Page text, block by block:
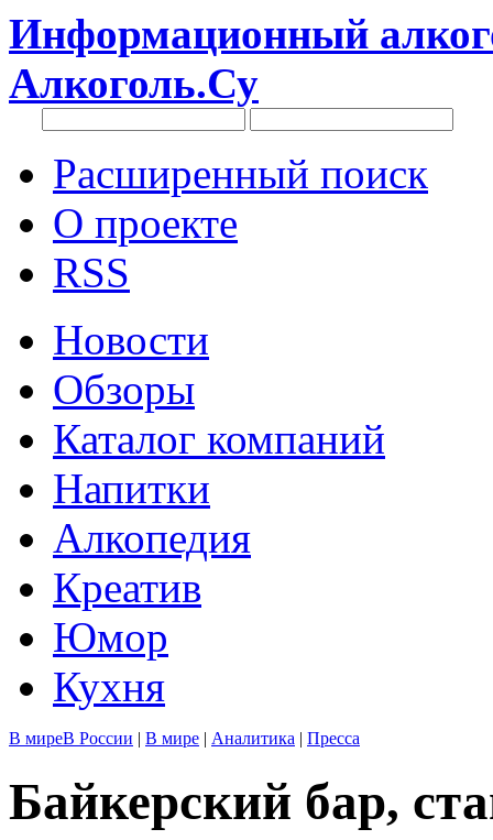
Информационный
Алкоголь.Су
Расширенный поиск
О проекте
RSS
Новости
Обзоры
Каталог компаний
Напитки
Алкопедия
Креатив
Юмор
Кухня
В миреВ России | В мире | Аналитика | Пресса
Байкерский бар,